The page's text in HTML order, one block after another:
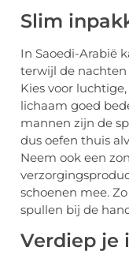
Slim
In Saoedi-Arabië
terwijl de nachten
Kies voor
lichaam goed
mannen zijn de
dus oefen thuis
Neem ook een
schoenen mee.
spullen bij de
Verdiep je